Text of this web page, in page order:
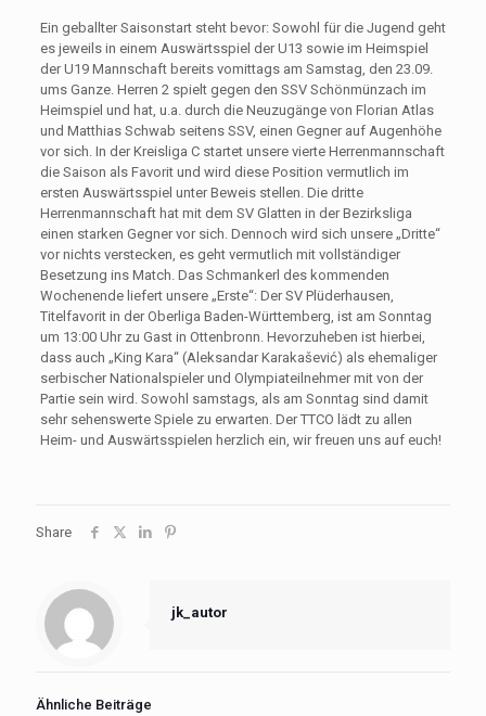
Ein geballter Saisonstart steht bevor: Sowohl für die Jugend geht
es jeweils in einem Auswärtsspiel der U13 sowie im Heimspiel
der U19 Mannschaft bereits vomittags am Samstag, den 23.09.
ums Ganze. Herren 2 spielt gegen den SSV Schönmünzach im
Heimspiel und hat, u.a. durch die Neuzugänge von Florian Atlas
und Matthias Schwab seitens SSV, einen Gegner auf Augenhöhe
vor sich. In der Kreisliga C startet unsere vierte Herrenmannschaft
die Saison als Favorit und wird diese Position vermutlich im
ersten Auswärtsspiel unter Beweis stellen. Die dritte
Herrenmannschaft hat mit dem SV Glatten in der Bezirksliga
einen starken Gegner vor sich. Dennoch wird sich unsere „Dritte“
vor nichts verstecken, es geht vermutlich mit vollständiger
Besetzung ins Match. Das Schmankerl des kommenden
Wochenende liefert unsere „Erste“: Der SV Plüderhausen,
Titelfavorit in der Oberliga Baden-Württemberg, ist am Sonntag
um 13:00 Uhr zu Gast in Ottenbronn. Hevorzuheben ist hierbei,
dass auch „King Kara“ (Aleksandar Karakašević) als ehemaliger
serbischer Nationalspieler und Olympiateilnehmer mit von der
Partie sein wird. Sowohl samstags, als am Sonntag sind damit
sehr sehenswerte Spiele zu erwarten. Der TTCO lädt zu allen
Heim- und Auswärtsspielen herzlich ein, wir freuen uns auf euch!
Share
jk_autor
Ähnliche Beiträge